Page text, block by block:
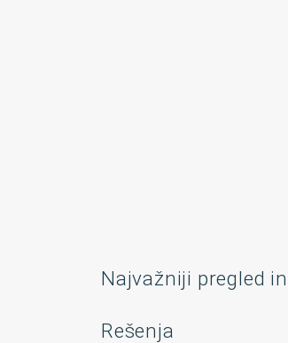
Najvažniji pregled
Rešenja